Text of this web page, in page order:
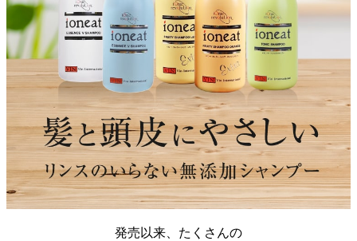
発売以来、たくさんの